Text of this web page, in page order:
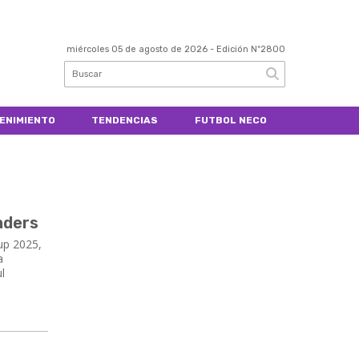
miércoles 05 de agosto de 2026 - Edición Nº2800
TENDENCIAS FUTBOL NECO
2025,